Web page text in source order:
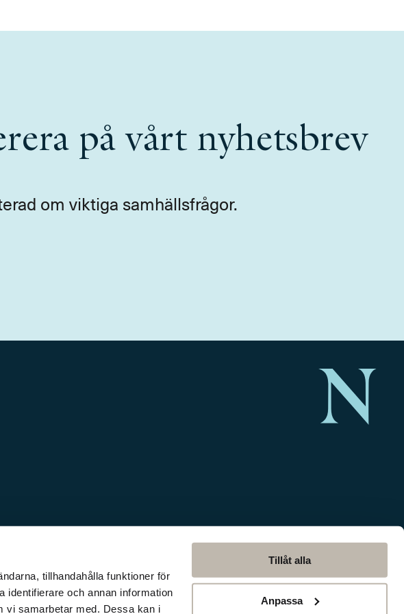
tillhandahålla funktioner för
identifierare och annan information
vi samarbetar med. Dessa kan i
Tillåt alla
Anpassa
på vårt nyhetsbrev
om viktiga samhällsfrågor.